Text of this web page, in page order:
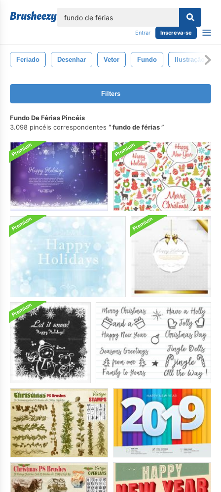
Entrar Inscreva-se
Feriado Desenhar Vetor Fundo Ilustração
Filters
Fundo De Férias Pincéis
3.098 pincéis correspondentes
fundo de férias